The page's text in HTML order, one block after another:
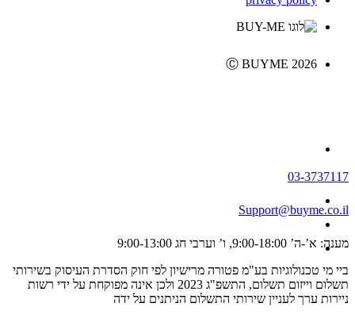
Ⓒ BUYME 2026
03-3737117
Support@buyme.co.il
מענה: א’-ה’ 9:00-18:00, ו’ וערבי חג 9:00-13:00
ביי מי טכנולוגיות בע"מ פטורה מרישיון לפי חוק הסדרת העיסוק בשירותי
תשלום וייזום תשלום, התשפ"ג 2023 ולכן אינה מפוקחת על ידי רשות
ניירות ערך לעניין שירותי התשלום הניתנים על ידה